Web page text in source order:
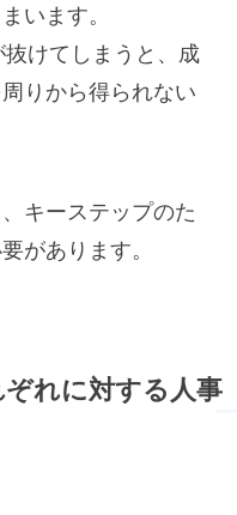
います。
抜けてしまうと、成
りから得られない
キーステップのた
があります。
れに対する人事